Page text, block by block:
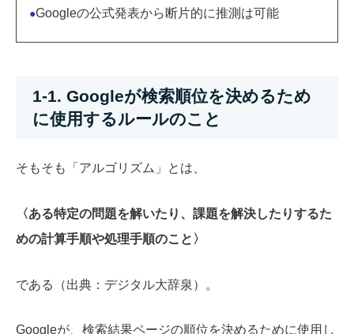
●Googleの公式発表から断片的に推測は可能
1-1. Googleが検索順位を決めるため
に使用するルールのこと
そもそも「アルゴリズム」とは、
〈ある特定の問題を解いたり、課題を解決したりするた
めの計算手順や処理手順のこと〉
である（出典：デジタル大辞泉）。
Googleが、検索結果ページの順位を決めるために使用し